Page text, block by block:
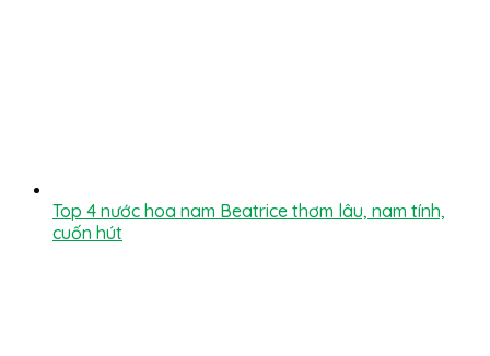
Top 4 nước hoa nam Beatrice thơm lâu, nam tính,
cuốn hút